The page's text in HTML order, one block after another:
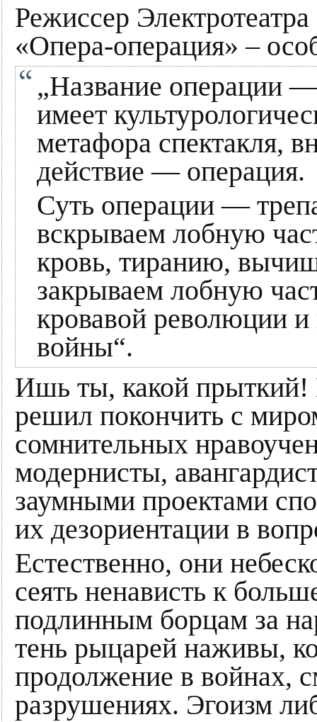
Режиссер
«Опера-операция» –
„Название операции
имеет
метафора спектакля,
действие — операция.
Суть операции —
вскрываем лобную
кровь, тиранию,
закрываем лобную
кровавой революции и
войны“.
Ишь ты, какой
решил покончить с
сомнительных
модернисты,
заумными проектами
их дезориентации в
Естественно, они
сеять ненависть к
подлинным борцам за
тень рыцарей наживы,
продолжение в войнах,
разрушениях. Эгоизм